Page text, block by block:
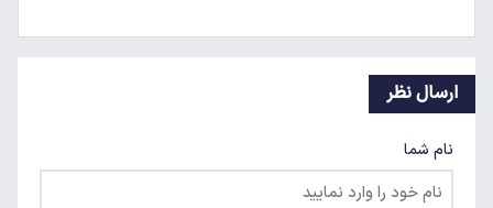
ارسال نظر
نام شما